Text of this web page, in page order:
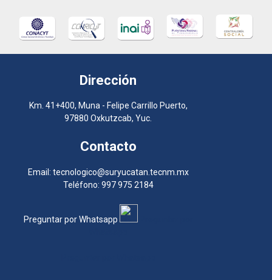
Dirección
Km. 41+400, Muna - Felipe Carrillo Puerto,
97880 Oxkutzcab, Yuc.
Contacto
Email: tecnologico@suryucatan.tecnm.mx
Teléfono: 997 975 2184
Preguntar por Whatsapp